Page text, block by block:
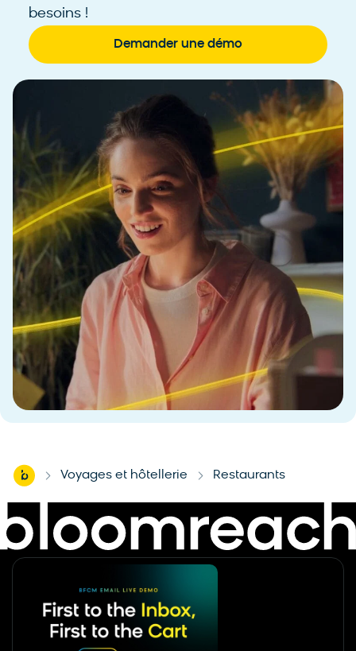
besoins !
Demander une démo
Home Voyages et hôtellerie Restaurants